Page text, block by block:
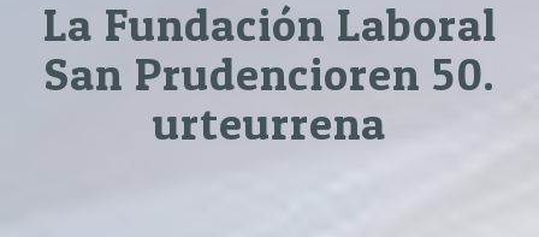
La Fundación Laboral
San Prudencioren 50.
urteurrena